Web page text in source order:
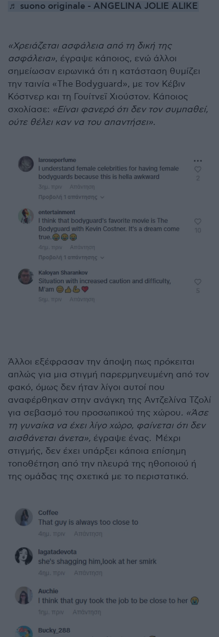
♬ suono originale - ANGELINA JOLIE ALIKE
«Χρειάζεται ασφάλεια από τη δική της
ασφάλεια», έγραψε κάποιος, ενώ άλλοι
σημείωσαν ειρωνικά ότι η κατάσταση θυμίζει
την ταινία «The Bodyguard», με τον Κέβιν
Κόστνερ και τη Γουίτνεϊ Χιούστον. Κάποιος
σχολίασε: «Είναι φανερό ότι δεν τον συμπαθεί,
ούτε θέλει καν να του απαντήσει».
Άλλοι εξέφρασαν την άποψη πως πρόκειται
απλώς για μια στιγμή παρερμηνευμένη από τον
φακό, όμως δεν ήταν λίγοι αυτοί που
αναφέρθηκαν στην ανάγκη της Αντζελίνα Τζολί
για σεβασμό του προσωπικού της χώρου. «Άσε
τη γυναίκα να έχει λίγο χώρο, φαίνεται ότι δεν
αισθάνεται άνετα», έγραψε ένας. Μέχρι
στιγμής, δεν έχει υπάρξει κάποια επίσημη
τοποθέτηση από την πλευρά της ηθοποιού ή
της ομάδας της σχετικά με το περιστατικό.